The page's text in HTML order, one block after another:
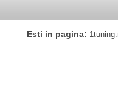
Esti in pagina: